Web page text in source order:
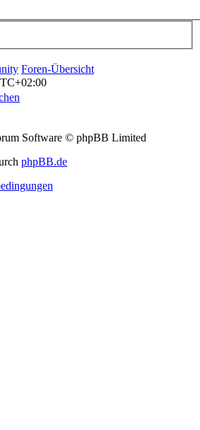
Foren-Übersicht
Software © phpBB Limited
phpBB.de